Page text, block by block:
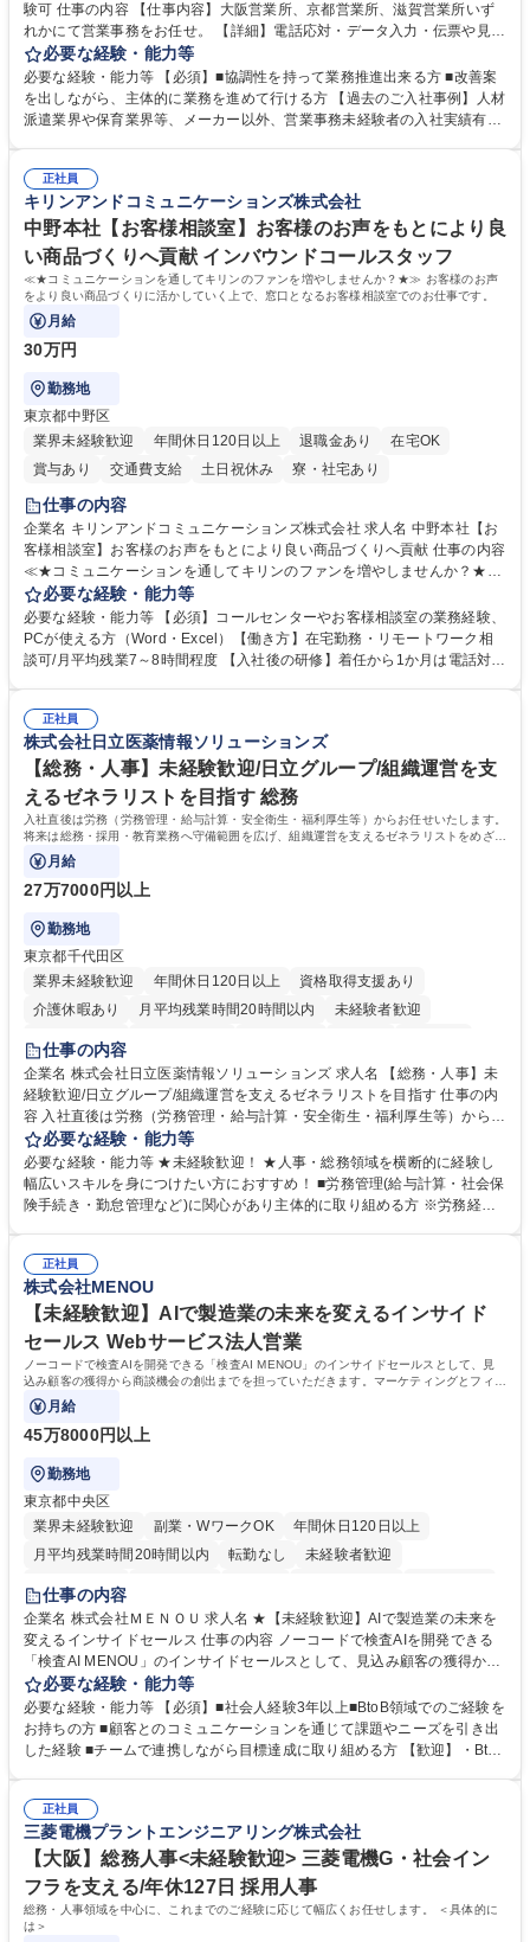
験可 仕事の内容 【仕事内容】大阪営業所、京都営業所、滋賀営業所いず
れかにて営業事務をお任せ。 【詳細】電話応対・データ入力・伝票や見積
の作成・カタログ送付・来客対応・営業所内で発生する事務業務や業務改
善をお任せ。 【教育制度】ご入社後、育成担当とペアになりながらOJTに
て業務を覚えていただくことが可能です。業務システムがきちんと構築さ
れているため、スムーズに仕事に慣れることができる環境です。また、
募集職種 【大阪・京都・滋賀】営業事務 ※未経験可
必要な経験・能力等
必要な経験・能力等 【必須】■協調性を持って業務推進出来る方 ■改善案
を出しながら、主体的に業務を進めて行ける方 【過去のご入社事例】人材
派遣業界や保育業界等、メーカー以外、営業事務未経験者の入社実績有
えて、お客様や社員の状況に合わせ、能動的なサポート、改善の動きも期
待され。組織を支えるスペシャリストとして、チームに貢献し、結果的に
社員から頼られる存在になることができます。平均19:30の退勤以降の業
務の持ち帰りも禁止されており、メリハリのある働き方となります。 学
歴・資格 学歴：大学院 大学 高専 短大 語学力： 資格：
正社員
キリンアンドコミュニケーションズ株式会社
中野本社【お客様相談室】お客様のお声をもとにより良
い商品づくりへ貢献 インバウンドコールスタッフ
≪★コミュニケーションを通してキリンのファンを増やしませんか？★≫ お客様のお声
をより良い商品づくりに活かしていく上で、窓口となるお客様相談室でのお仕事です。
月給
30万円
勤務地
東京都中野区
業界未経験歓迎
年間休日120日以上 退職金あり
在宅OK
賞与あり
交通費支給 土日祝休み 寮・社宅あり
仕事の内容
企業名 キリンアンドコミュニケーションズ株式会社 求人名 中野本社【お
客様相談室】お客様のお声をもとにより良い商品づくりへ貢献 仕事の内容
≪★コミュニケーションを通してキリンのファンを増やしませんか？★≫
お客様のお声をより良い商品づくりに活かしていく上で、窓口となるお客
様相談室でのお仕事です。 日々お客様からいただくキリングループへのご
意見を、企業活動に活かしています。お客様からの声に迅速かつ誠意をも
って対応、情報提供するとともにグループ内活動に反映しています。 【具
平均100件前後■メール・手紙：同上40件前後 募集職種 中野本社【お客様
相談室】お客様のお声をもとにより良い商品づくりへ貢献
必要な経験・能力等
必要な経験・能力等 【必須】コールセンターやお客様相談室の業務経験、
PCが使える方（Word・Excel）【働き方】在宅勤務・リモートワーク相
談可/月平均残業7～8時間程度 【入社後の研修】着任から1か月は電話対応
すのでご安心ください。 【当社について】キリングループの広報機能を担
う会社として、お客様との出会いを大切にし、磨き上げたホスピタリティ
を込めてコミュニケーションをとりながら広報関連業務を行っておりま
す。 学歴・資格 学歴：大学院 大学 高専 短大 専修学校 高校 語学力： 資
格：
正社員
株式会社日立医薬情報ソリューションズ
【総務・人事】未経験歓迎/日立グループ/組織運営を支
えるゼネラリストを目指す 総務
入社直後は労務（労務管理・給与計算・安全衛生・福利厚生等）からお任せいたします。
将来は総務・採用・教育業務へ守備範囲を広げ、組織運営を支えるゼネラリストをめざせ
ます。
月給
27万7000円以上
勤務地
東京都千代田区
業界未経験歓迎
年間休日120日以上
資格取得支援あり
介護休暇あり
月平均残業時間20時間以内
未経験者歓迎
住宅手当あり
育休あり
完全週休2日制 交通費支給 土日祝休み 寮・社宅あり
仕事の内容
企業名 株式会社日立医薬情報ソリューションズ 求人名 【総務・人事】未
経験歓迎/日立グループ/組織運営を支えるゼネラリストを目指す 仕事の内
容 入社直後は労務（労務管理・給与計算・安全衛生・福利厚生等）からお
任せいたします。将来は総務・採用・教育業務へ守備範囲を広げ、組織運
営を支えるゼネラリストをめざせます。 ・初期業務：労働時間管理、給与
計算、社会保険対応、福利厚生管理、安全衛生、健康経営推進等をお任せ
します。ご経験に応じて、休職者管理など、幅広く経験を積んでいただき
幅広く経験を積みたい意欲がある方に最適な環境です。 募集職種 【総
務・人事】未経験歓迎/日立グループ/組織運営を支えるゼネラリストを目
指す
必要な経験・能力等
必要な経験・能力等 ★未経験歓迎！ ★人事・総務領域を横断的に経験し
幅広いスキルを身につけたい方におすすめ！ ■労務管理(給与計算・社会保
険手続き・勤怠管理など)に関心があり主体的に取り組める方 ※労務経験
のご経験 ■労務管理（給与計算・社会保険手続き・勤怠管理など）の経験
■衛生管理者の資格をお持ちの方 学歴・資格 学歴：大学院 大学 高専 短大
専修学校 高校 語学力： 資格：
正社員
株式会社MENOU
【未経験歓迎】AIで製造業の未来を変えるインサイド
セールス Webサービス法人営業
ノーコードで検査AIを開発できる「検査AI MENOU」のインサイドセールスとして、見
込み顧客の獲得から商談機会の創出までを担っていただきます。マーケティングとフィー
ルドセールスをつなぐ役割として、
月給
45万8000円以上
勤務地
東京都中央区
業界未経験歓迎
副業・WワークOK
年間休日120日以上
月平均残業時間20時間以内
転勤なし
未経験者歓迎
時短勤務あり
駅近5分以内
土日祝休み 服装自由
仕事の内容
企業名 株式会社ＭＥＮＯＵ 求人名 ★【未経験歓迎】AIで製造業の未来を
変えるインサイドセールス 仕事の内容 ノーコードで検査AIを開発できる
「検査AI MENOU」のインサイドセールスとして、見込み顧客の獲得から
商談機会の創出までを担っていただきます。マーケティングとフィールド
セールスをつなぐ役割として、 適切なタイミングで顧客とコミュニケーシ
ョンを取りながら、受注につながる商談機会の最大化を目指します。 【具
体的な仕事内容】 リードへの電話・メールによるアプローチ/リードナー
実行/フィールドセールスへの案件連携 募集職種 ★【未経験歓迎】AIで製
造業の未来を変えるインサイドセールス
必要な経験・能力等
必要な経験・能力等 【必須】■社会人経験3年以上■BtoB領域でのご経験を
お持ちの方 ■顧客とのコミュニケーションを通じて課題やニーズを引き出
した経験 ■チームで連携しながら目標達成に取り組める方 【歓迎】・BtoB
企画・実行経験 ・CRM・リードナーチャリングに関する知見 ・データを
もとに営業プロセスを改善した経験 学歴・資格 学歴：大学院 大学 高専 短
大 専修学校 高校 語学力： 資格：
正社員
三菱電機プラントエンジニアリング株式会社
【大阪】総務人事<未経験歓迎> 三菱電機G・社会イン
フラを支える/年休127日 採用人事
総務・人事領域を中心に、これまでのご経験に応じて幅広くお任せします。 ＜具体的に
は＞